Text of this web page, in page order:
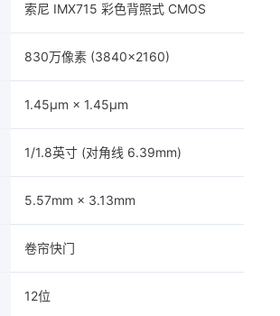
索尼 IMX715 彩色背照式 CMOS
830万像素 (3840×2160)
1.45μm × 1.45μm
1/1.8英寸 (对角线 6.39mm)
5.57mm × 3.13mm
卷帘快门
12位